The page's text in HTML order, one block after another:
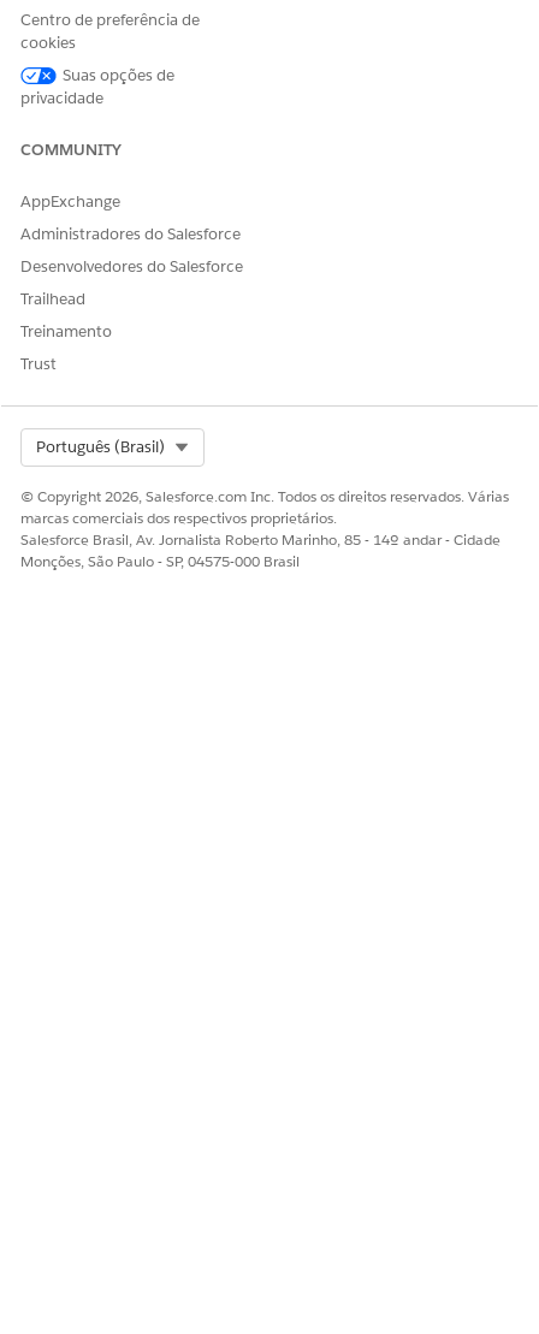
Selecione um recomendador de fallback.
O menu lista apenas os recomendadores que
compartilham o mesmo espaço de dados, gráfico de
dados de item e gráfico de dados de perfil que o
devem concluir pelo menos uma sessão de treinamento
ESTE ARTIGO RESOLVEU SEU PROBLEMA?
Centro de preferência de
cookies
Suas opções de
privacidade
COMMUNITY
AppExchange
Administradores do Salesforce
Desenvolvedores do Salesforce
Trailhead
Treinamento
Trust
Português (Brasil)
© Copyright 2026, Salesforce.com Inc. Todos os direitos reservados. Várias
marcas comerciais dos respectivos proprietários.
Salesforce Brasil, Av. Jornalista Roberto Marinho, 85 - 14º andar - Cidade
Monções, São Paulo - SP, 04575-000 Brasil